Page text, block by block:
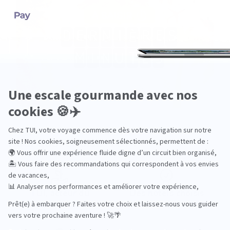
Pourquoi choisir TUI ?
TUI, acteur du
tourisme durable
Des hôtels choisis
avec soin